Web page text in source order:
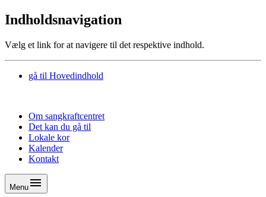
Indholdsnavigation
Vælg et link for at navigere til det respektive indhold.
gå til Hovedindhold
Om sangkraftcentret
Det kan du gå til
Lokale kor
Kalender
Kontakt
Menu